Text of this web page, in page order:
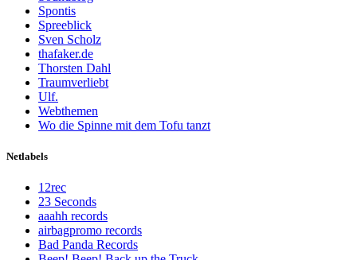
Spontis
Spreeblick
Sven Scholz
thafaker.de
Thorsten Dahl
Traumverliebt
Ulf.
Webthemen
Wo die Spinne mit dem Tofu tanzt
Netlabels
12rec
23 Seconds
aaahh records
airbagpromo records
Bad Panda Records